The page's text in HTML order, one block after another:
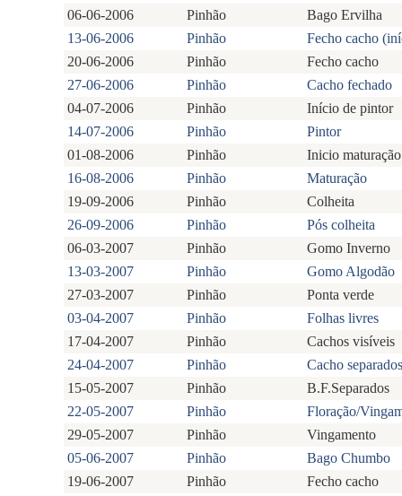
06-06-2006
Pinhão
Bago Ervilha
13-06-2006
Pinhão
Fecho cacho
20-06-2006
Pinhão
Fecho cacho
27-06-2006
Pinhão
Cacho fechado
04-07-2006
Pinhão
Início de pintor
14-07-2006
Pinhão
Pintor
01-08-2006
Pinhão
Inicio maturação
16-08-2006
Pinhão
Maturação
19-09-2006
Pinhão
Colheita
26-09-2006
Pinhão
Pós colheita
06-03-2007
Pinhão
Gomo Inverno
13-03-2007
Pinhão
Gomo Algodão
27-03-2007
Pinhão
Ponta verde
03-04-2007
Pinhão
Folhas livres
17-04-2007
Pinhão
Cachos visíveis
24-04-2007
Pinhão
Cacho separados
15-05-2007
Pinhão
B.F.Separados
22-05-2007
Pinhão
Floração/
29-05-2007
Pinhão
Vingamento
05-06-2007
Pinhão
Bago Chumbo
19-06-2007
Pinhão
Fecho cacho